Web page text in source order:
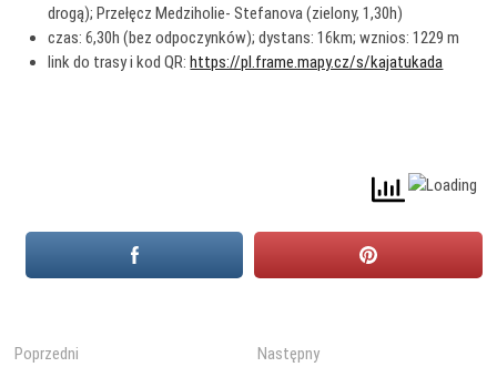
drogą); Przełęcz Medziholie- Stefanova (zielony, 1,30h)
czas: 6,30h (bez odpoczynków); dystans: 16km; wznios: 1229 m
link do trasy i kod QR:https://pl.frame.mapy.cz/s/kajatukada
Nawigacja
Poprzedni NastępnyNastępny